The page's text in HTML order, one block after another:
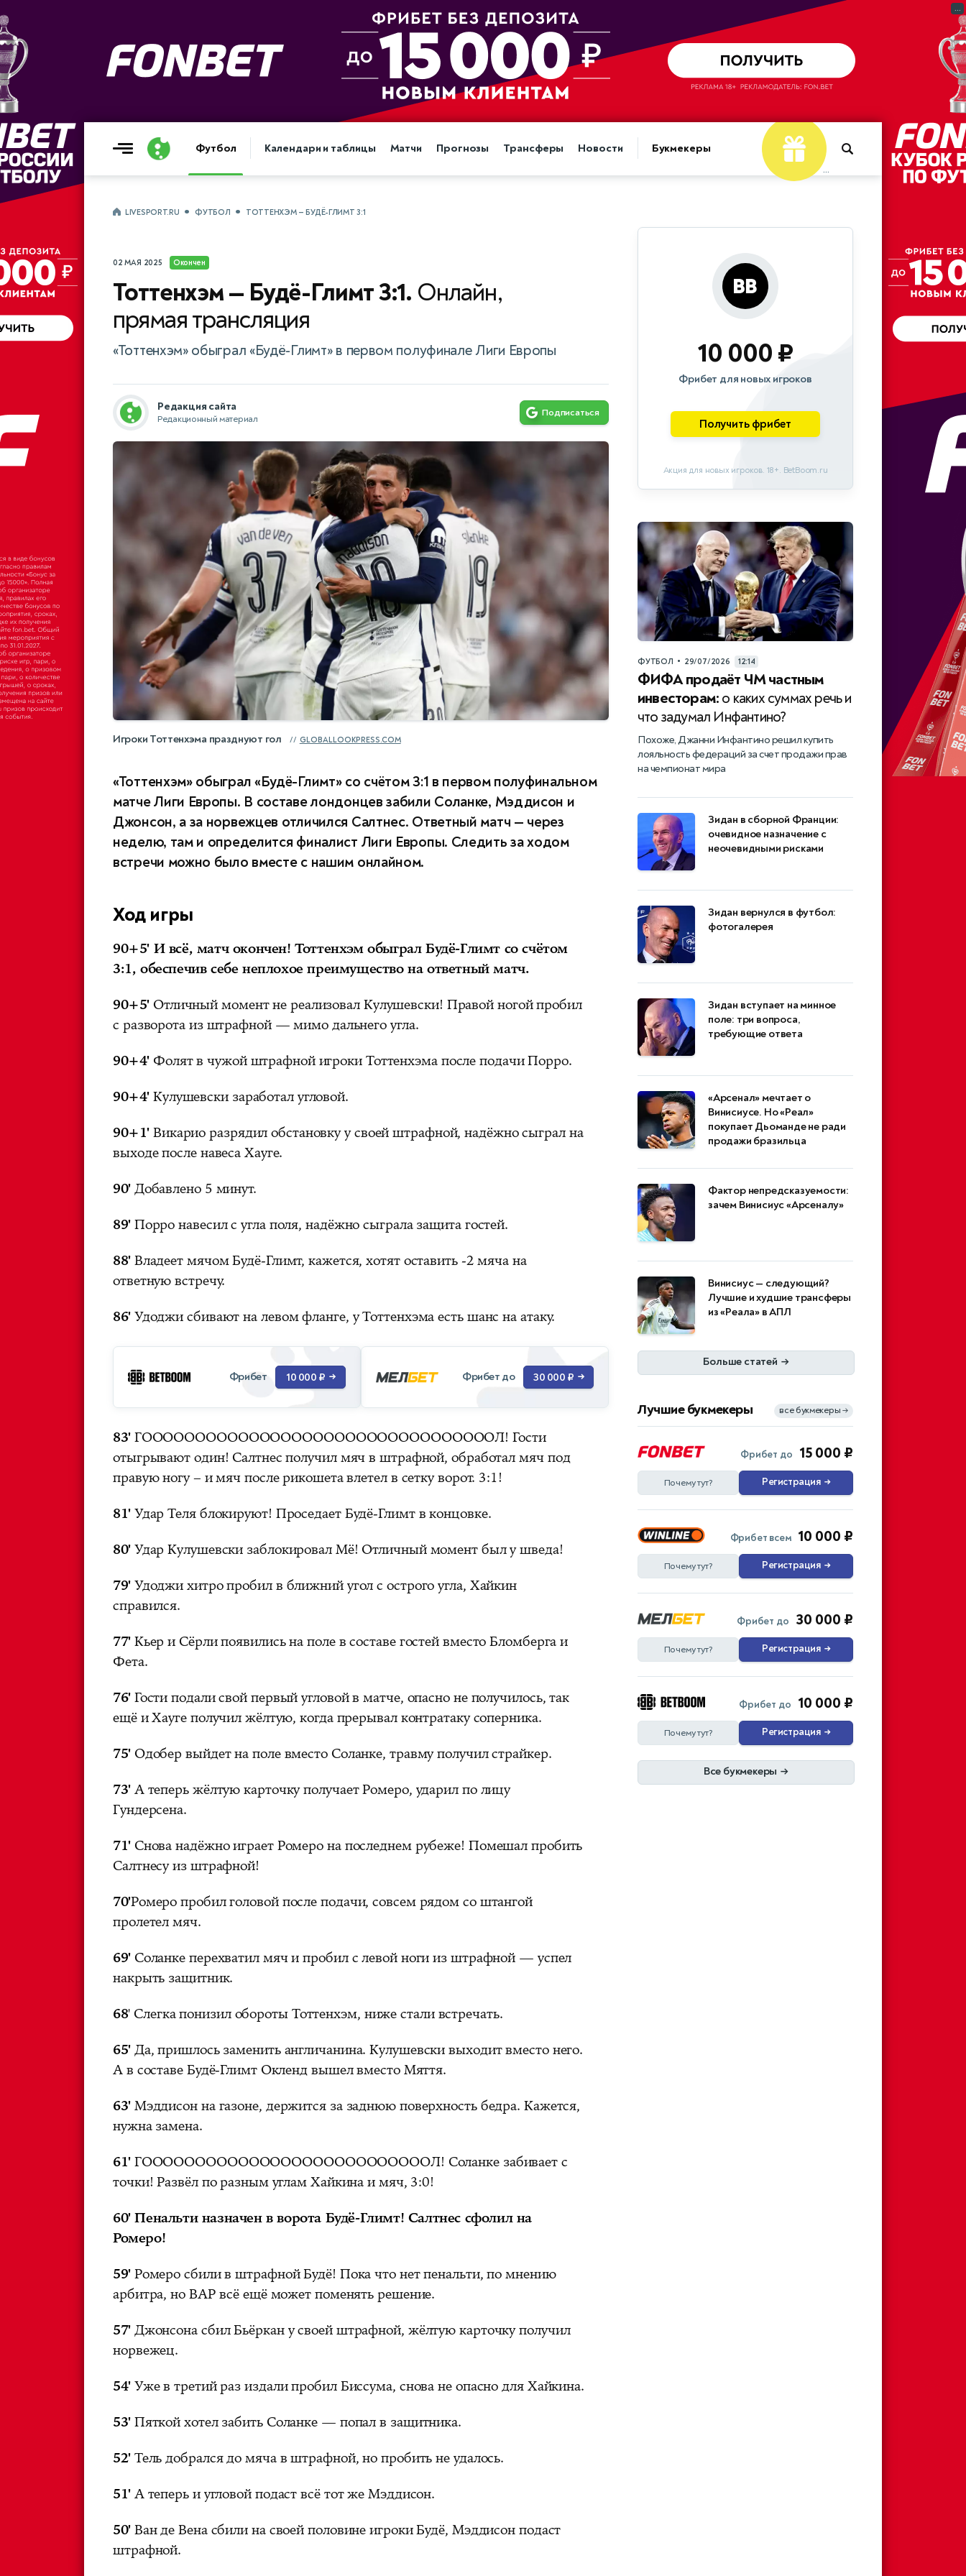
Футбол Календари и таблицы Матчи Прогнозы Трансферы Новости Букмекеры
...
LIVESPORT.RU ФУТБОЛ ТОТТЕНХЭМ — БУДЁ-ГЛИМТ 3:1
02 МАЯ 2025 Окончен
Тоттенхэм — Будё-Глимт 3:1. Онлайн,
прямая трансляция
«Тоттенхэм» обыграл «Будё-Глимт» в первом полуфинале Лиги Европы
Редакция сайта
Редакционный материал
Подписаться
Игроки Тоттенхэма празднуют гол GLOBALLOOKPRESS.COM
«Тоттенхэм» обыграл «Будё-Глимт» со счётом 3:1 в первом полуфинальном
матче Лиги Европы. В составе лондонцев забили Соланке, Мэддисон и
Джонсон, а за норвежцев отличился Салтнес. Ответный матч — через
неделю, там и определится финалист Лиги Европы. Следить за ходом
встречи можно было вместе с нашим онлайном.
Ход игры
90+5' И всё, матч окончен! Тоттенхэм обыграл Будё-Глимт со счётом
3:1, обеспечив себе неплохое преимущество на ответный матч.
90+5'Отличный момент не реализовал Кулушевски! Правой ногой пробил
с разворота из штрафной — мимо дальнего угла.
90+4' Фолят в чужой штрафной игроки Тоттенхэма после подачи Порро.
90+4'Кулушевски заработал угловой.
90+1'Викарио разрядил обстановку у своей штрафной, надёжно сыграл на
выходе после навеса Хауге.
90'Добавлено 5 минут.
89'Порро навесил с угла поля, надёжно сыграла защита гостей.
88'Владеет мячом Будё-Глимт, кажется, хотят оставить -2 мяча на
ответную встречу.
86'Удоджи сбивают на левом фланге, у Тоттенхэма есть шанс на атаку.
Фрибет 10 000 ₽ → Фрибет до 30 000 ₽ →
83'ГОООООООООООООООООООООООООООООООООЛ! Гости
отыгрывают один! Салтнес получил мяч в штрафной, обработал мяч под
правую ногу – и мяч после рикошета влетел в сетку ворот. 3:1!
81'Удар Теля блокируют! Проседает Будё-Глимт в концовке.
80'Удар Кулушевски заблокировал Мё! Отличный момент был у шведа!
79'Удоджи хитро пробил в ближний угол с острого угла, Хайкин
справился.
77'Кьер и Сёрли появились на поле в составе гостей вместо Бломберга и
Фета.
76'Гости подали свой первый угловой в матче, опасно не получилось, так
ещё и Хауге получил жёлтую, когда прерывал контратаку соперника.
75'Одобер выйдет на поле вместо Соланке, травму получил страйкер.
73'А теперь жёлтую карточку получает Ромеро, ударил по лицу
Гундерсена.
71'Снова надёжно играет Ромеро на последнем рубеже! Помешал пробить
Салтнесу из штрафной!
70'Ромеро пробил головой после подачи, совсем рядом со штангой
пролетел мяч.
69'Соланке перехватил мяч и пробил с левой ноги из штрафной — успел
накрыть защитник.
68' Слегка понизил обороты Тоттенхэм, ниже стали встречать.
65'Да, пришлось заменить англичанина. Кулушевски выходит вместо него.
А в составе Будё-Глимт Окленд вышел вместо Мяття.
63'Мэддисон на газоне, держится за заднюю поверхность бедра. Кажется,
нужна замена.
61'ГОООООООООООООООООООООООООООЛ! Соланке забивает с
точки! Развёл по разным углам Хайкина и мяч, 3:0!
60' Пенальти назначен в ворота Будё-Глимт! Салтнес сфолил на
Ромеро!
59'Ромеро сбили в штрафной Будё! Пока что нет пенальти, по мнению
арбитра, но ВАР всё ещё может поменять решение.
57'Джонсона сбил Бьёркан у своей штрафной, жёлтую карточку получил
норвежец.
54'Уже в третий раз издали пробил Биссума, снова не опасно для Хайкина.
53'Пяткой хотел забить Соланке — попал в защитника.
52'Тель добрался до мяча в штрафной, но пробить не удалось.
51'А теперь и угловой подаст всё тот же Мэддисон.
50'Ван де Вена сбили на своей половине игроки Будё, Мэддисон подаст
штрафной.
10 000 ₽
Фрибет для новых игроков
Получить фрибет
Акция для новых игроков. 18+. BetBoom.ru
ФУТБОЛ • 29/07/2026 12:14
ФИФА продаёт ЧМ частным
инвесторам: о каких суммах речь и
что задумал Инфантино?
Похоже, Джанни Инфантино решил купить
лояльность федераций за счет продажи прав
на чемпионат мира
Зидан в сборной Франции:
очевидное назначение с
неочевидными рисками
Зидан вернулся в футбол:
фотогалерея
Зидан вступает на минное
поле: три вопроса,
требующие ответа
«Арсенал» мечтает о
Винисиусе. Но «Реал»
покупает Дьоманде не ради
продажи бразильца
Фактор непредсказуемости:
зачем Винисиус «Арсеналу»
Винисиус — следующий?
Лучшие и худшие трансферы
из «Реала» в АПЛ
Больше статей →
Лучшие букмекеры все букмекеры →
Фрибет до 15 000 ₽
Почему тут? Регистрация →
Фрибет всем 10 000 ₽
Почему тут? Регистрация →
Фрибет до 30 000 ₽
Почему тут? Регистрация →
Фрибет до 10 000 ₽
Почему тут? Регистрация →
Все букмекеры →
...